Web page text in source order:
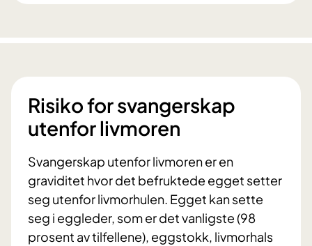
Risiko for svangerskap
utenfor livmoren
Svangerskap utenfor livmoren er en
graviditet hvor det befruktede egget setter
seg utenfor livmorhulen. Egget kan sette
seg i eggleder, som er det vanligste (98
prosent av tilfellene), eggstokk, livmorhals